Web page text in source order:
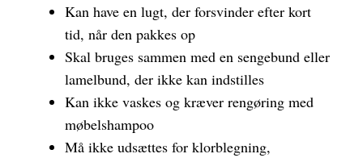
Kan have en lugt, der forsvinder efter kort
tid, når den pakkes op
Skal bruges sammen med en sengebund eller
lamelbund, der ikke kan indstilles
Kan ikke vaskes og kræver rengøring med
møbelshampoo
Må ikke udsættes for klorblegning,